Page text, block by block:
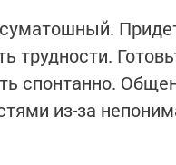
трудности.
спонтанно.
из-за